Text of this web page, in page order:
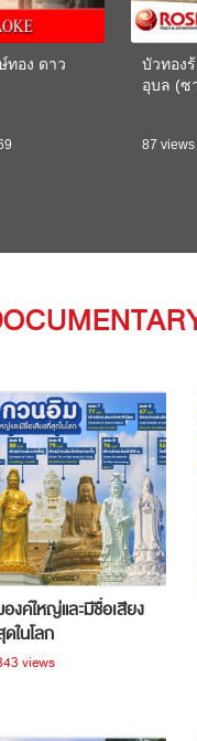
ทอง ดาว
บัวทอง
อุบล (ซ
87 views
งค์ใหญ่และมีชื่อเสียง
ในโลก
views